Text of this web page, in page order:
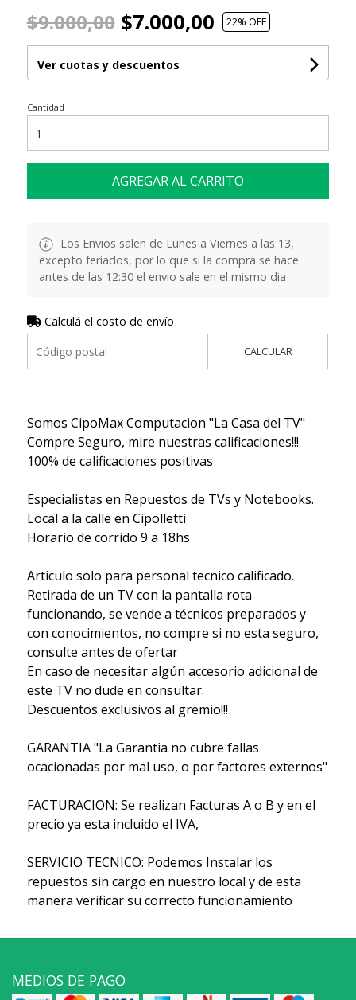
$9.000,00$7.000,00 22% OFF
Ver cuotas y descuentos
Cantidad
AGREGAR AL CARRITO
Los Envios salen de Lunes a Viernes a las 13,
excepto feriados, por lo que si la compra se hace
antes de las 12:30 el envio sale en el mismo dia
Calculá el costo de envío
CALCULAR
Somos CipoMax Computacion "La Casa del TV"
Compre Seguro, mire nuestras calificaciones!!!
100% de calificaciones positivas
Especialistas en Repuestos de TVs y Notebooks.
Local a la calle en Cipolletti
Horario de corrido 9 a 18hs
Articulo solo para personal tecnico calificado.
Retirada de un TV con la pantalla rota
funcionando, se vende a técnicos preparados y
con conocimientos, no compre si no esta seguro,
consulte antes de ofertar
En caso de necesitar algún accesorio adicional de
este TV no dude en consultar.
Descuentos exclusivos al gremio!!!
GARANTIA "La Garantia no cubre fallas
ocacionadas por mal uso, o por factores externos"
FACTURACION: Se realizan Facturas A o B y en el
precio ya esta incluido el IVA,
SERVICIO TECNICO: Podemos Instalar los
repuestos sin cargo en nuestro local y de esta
manera verificar su correcto funcionamiento
MEDIOS DE PAGO